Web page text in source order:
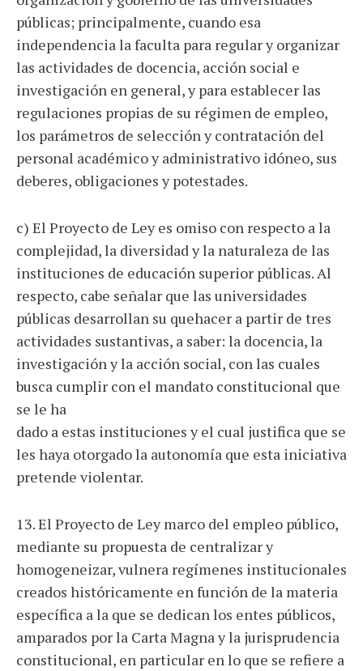
públicas; principalmente, cuando esa
independencia la faculta para regular y organizar
las actividades de docencia, acción social e
investigación en general, y para establecer las
regulaciones propias de su régimen de empleo,
los parámetros de selección y contratación del
personal académico y administrativo idóneo, sus
deberes, obligaciones y potestades.
c) El Proyecto de Ley es omiso con respecto a la
complejidad, la diversidad y la naturaleza de las
instituciones de educación superior públicas. Al
respecto, cabe señalar que las universidades
públicas desarrollan su quehacer a partir de tres
actividades sustantivas, a saber: la docencia, la
investigación y la acción social, con las cuales
busca cumplir con el mandato constitucional que
se le ha
dado a estas instituciones y el cual justifica que se
les haya otorgado la autonomía que esta iniciativa
pretende violentar.
13. El Proyecto de Ley marco del empleo público,
mediante su propuesta de centralizar y
homogeneizar, vulnera regímenes institucionales
creados históricamente en función de la materia
específica a la que se dedican los entes públicos,
amparados por la Carta Magna y la jurisprudencia
constitucional, en particular en lo que se refiere a